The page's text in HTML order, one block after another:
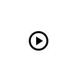
play_circle